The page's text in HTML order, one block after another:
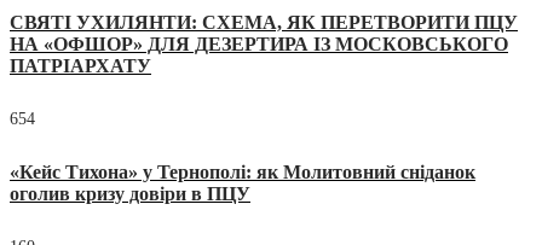
СВЯТІ УХИЛЯНТИ: СХЕМА, ЯК ПЕРЕТВОРИТИ ПЦУ
НА «ОФШОР» ДЛЯ ДЕЗЕРТИРА ІЗ МОСКОВСЬКОГО
ПАТРІАРХАТУ
654
«Кейс Тихона» у Тернополі: як Молитовний сніданок
оголив кризу довіри в ПЦУ